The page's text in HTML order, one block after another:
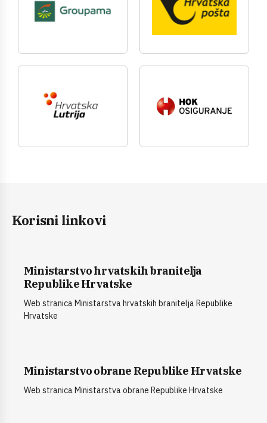
Korisni linkovi
Ministarstvo hrvatskih branitelja
Republike Hrvatske
Web stranica Ministarstva hrvatskih branitelja Republike
Hrvatske
Ministarstvo obrane Republike Hrvatske
Web stranica Ministarstva obrane Republike Hrvatske